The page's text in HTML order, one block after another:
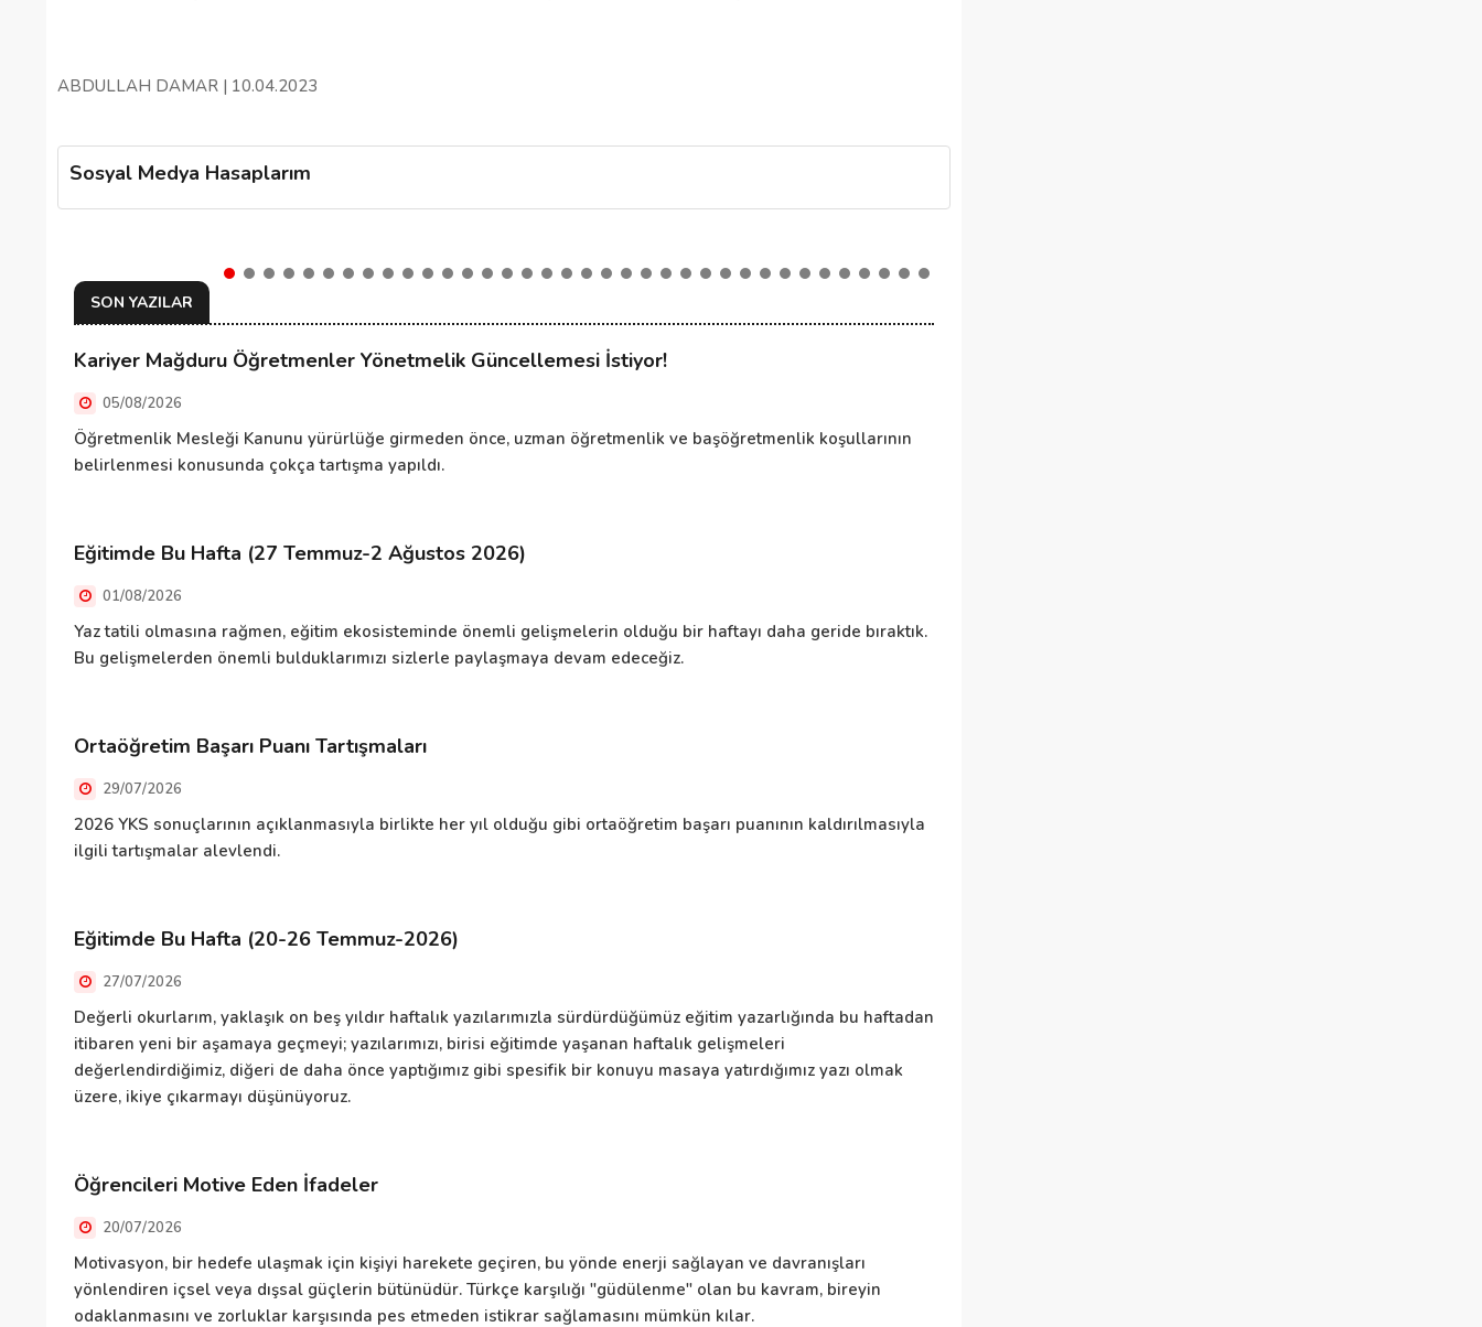
ABDULLAH DAMAR | 10.04.2023
Sosyal Medya Hasaplarım
SON YAZILAR
Kariyer Mağduru Öğretmenler Yönetmelik Güncellemesi İstiyor!
05/08/2026
Öğretmenlik Mesleği Kanunu yürürlüğe girmeden önce, uzman öğretmenlik ve başöğretmenlik koşullarının
belirlenmesi konusunda çokça tartışma yapıldı.
Eğitimde Bu Hafta (27 Temmuz-2 Ağustos 2026)
01/08/2026
Yaz tatili olmasına rağmen, eğitim ekosisteminde önemli gelişmelerin olduğu bir haftayı daha geride bıraktık.
Bu gelişmelerden önemli bulduklarımızı sizlerle paylaşmaya devam edeceğiz.
Ortaöğretim Başarı Puanı Tartışmaları
29/07/2026
2026 YKS sonuçlarının açıklanmasıyla birlikte her yıl olduğu gibi ortaöğretim başarı puanının kaldırılmasıyla
ilgili tartışmalar alevlendi.
Eğitimde Bu Hafta (20-26 Temmuz-2026)
27/07/2026
Değerli okurlarım, yaklaşık on beş yıldır haftalık yazılarımızla sürdürdüğümüz eğitim yazarlığında bu haftadan
itibaren yeni bir aşamaya geçmeyi; yazılarımızı, birisi eğitimde yaşanan haftalık gelişmeleri
değerlendirdiğimiz, diğeri de daha önce yaptığımız gibi spesifik bir konuyu masaya yatırdığımız yazı olmak
üzere, ikiye çıkarmayı düşünüyoruz.
Öğrencileri Motive Eden İfadeler
20/07/2026
Motivasyon, bir hedefe ulaşmak için kişiyi harekete geçiren, bu yönde enerji sağlayan ve davranışları
yönlendiren içsel veya dışsal güçlerin bütünüdür. Türkçe karşılığı "güdülenme" olan bu kavram, bireyin
odaklanmasını ve zorluklar karşısında pes etmeden istikrar sağlamasını mümkün kılar.